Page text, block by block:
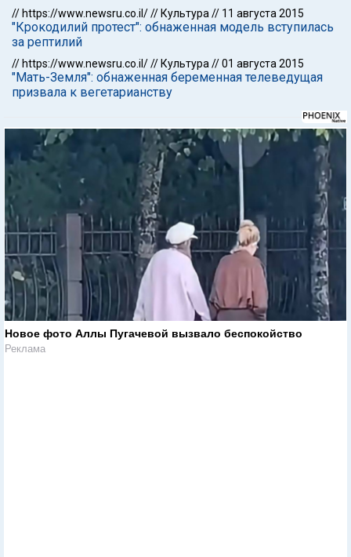
// https://www.newsru.co.il/// Культура // 11 августа 2015
"Крокодилий протест": обнаженная модель вступилась
за рептилий
// https://www.newsru.co.il/// Культура //01 августа 2015
"Мать-Земля": обнаженная беременная телеведущая
призвала к вегетарианству
Новое фото Аллы Пугачевой вызвало беспокойство
Реклама